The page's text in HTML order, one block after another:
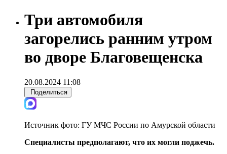
Три автомобиля
загорелись ранним утром
во дворе Благовещенска
20.08.2024 11:08
Поделиться
Источник фото: ГУ МЧС России по Амурской области
Специалисты предполагают, что их могли поджечь.